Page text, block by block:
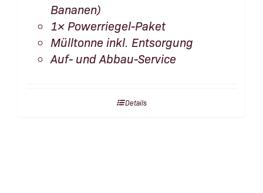
Bananen)
1× Powerriegel-Paket
Mülltonne inkl. Entsorgung
Auf- und Abbau-Service
Details